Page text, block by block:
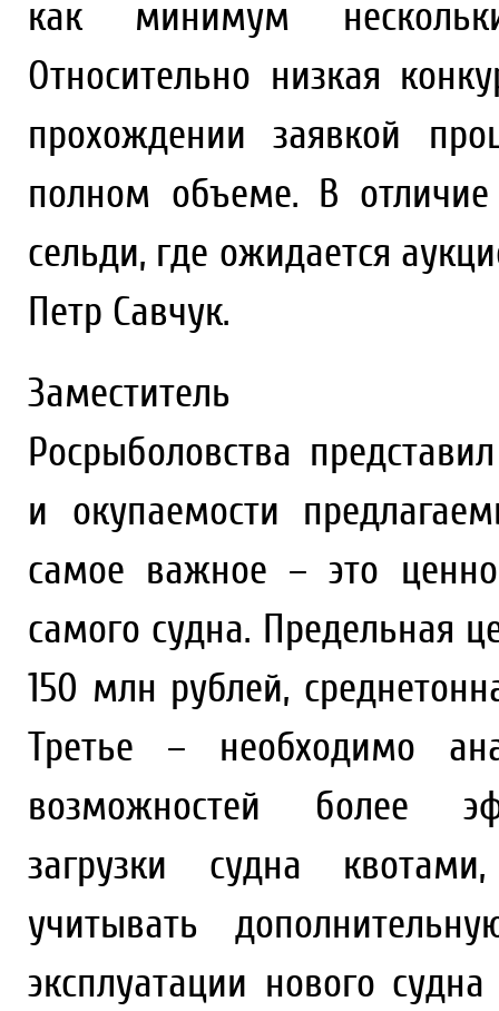
как минимум
Относительно низкая
прохождении заявкой
полном объеме. В
сельди, где ожидается
Петр Савчук.
Росрыболовства
и окупаемости
самое важное – это
самого судна. Предельная
150 млн рублей,
Третье – необходимо
возможностей более
загрузки судна
учитывать
эксплуатации нового